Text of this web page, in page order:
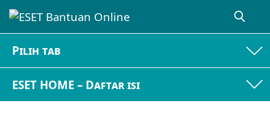
Pilih tab
ESET HOME – Daftar isi